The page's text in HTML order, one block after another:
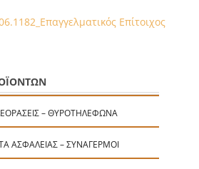
– ΘΥΡΟΤΗΛΈΦΩΝΑ
ΑΣΦΑΛΕΊΑΣ – ΣΥΝΑΓΕΡΜΟΊ